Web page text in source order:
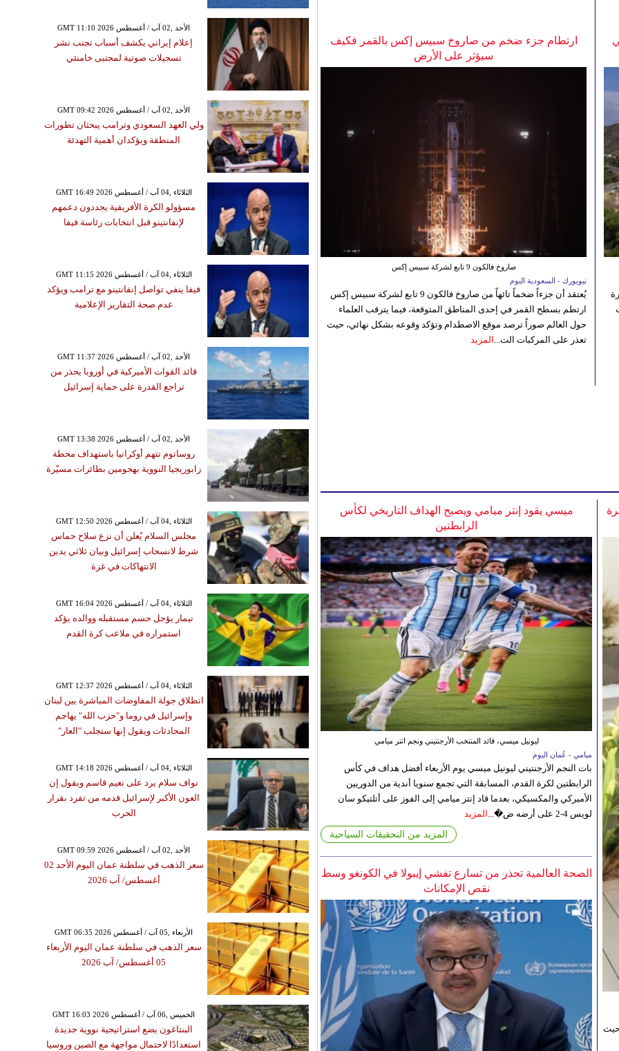
ارتطام جزء ضخم من صاروخ سبيس إكس بالقمر فكيف
سيؤثر على الأرض
صاروخ فالكون 9 تابع لشركة سبيس إكس
نيويورك - السعودية اليوم
يُعتقد أن جزءاً ضخماً تائهاً من صاروخ فالكون 9 تابع لشركة سبيس إكس
ارتطم بسطح القمر في إحدى المناطق المتوقعة، فيما يترقب العلماء
حول العالم صوراً ترصد موقع الاصطدام وتؤكد وقوعه بشكل نهائي، حيث
تعذر على المركبات الت... المزيد
ميسي يقود إنتر ميامي ويصبح الهداف التاريخي لكأس
الرابطتين
ليونيل ميسي، قائد المنتخب الأرجنتيني ونجم انتر ميامي
ميامي - عُمان اليوم
بات النجم الأرجنتيني ليونيل ميسي يوم الأربعاء أفضل هداف في كأس
الرابطتين لكرة القدم، المسابقة التي تجمع سنويا أندية من الدوريين
الأميركي والمكسيكي، بعدما قاد إنتر ميامي إلى الفوز على أتلتيكو سان
لويس 4-2 على أرضه ض�...
المزيد
المزيد من التحقيقات السياحية
الصحة العالمية تحذر من تسارع تفشي إيبولا في الكونغو وسط
نقص الإمكانات
حيث
GMT 11:10 2026 الأحد ,02 آب / أغسطس
إعلام إيراني يكشف أسباب تجنب نشر
تسجيلات صوتية لمجتبى خامنئي
GMT 09:42 2026 الأحد ,02 آب / أغسطس
ولي العهد السعودي وترامب يبحثان تطورات
المنطقة ويؤكدان أهمية التهدئة
GMT 16:49 2026 الثلاثاء ,04 آب / أغسطس
مسؤولو الكرة الأفريقية يجددون دعمهم
لإنفانتينو قبل انتخابات رئاسة فيفا
GMT 11:15 2026 الثلاثاء ,04 آب / أغسطس
فيفا ينفي تواصل إنفانتينو مع ترامب ويؤكد
عدم صحة التقارير الإعلامية
GMT 11:37 2026 الأحد ,02 آب / أغسطس
قائد القوات الأميركية في أوروبا يحذر من
تراجع القدرة على حماية إسرائيل
GMT 13:38 2026 الأحد ,02 آب / أغسطس
روساتوم تتهم أوكرانيا باستهداف محطة
زابوريجيا النووية بهجومين بطائرات مسيّرة
GMT 12:50 2026 الثلاثاء ,04 آب / أغسطس
مجلس السلام يُعلن أن نزع سلاح حماس
شرط لانسحاب إسرائيل وبيان ثلاثي يدين
الانتهاكات في غزة
GMT 16:04 2026 الثلاثاء ,04 آب / أغسطس
نيمار يؤجل حسم مستقبله ووالده يؤكد
استمراره في ملاعب كرة القدم
GMT 12:37 2026 الثلاثاء ,04 آب / أغسطس
انطلاق جولة المفاوضات المباشرة بين لبنان
وإسرائيل في روما و"حزب الله" يهاجم
المحادثات ويقول إنها ستجلب "العار"
GMT 14:18 2026 الثلاثاء ,04 آب / أغسطس
نواف سلام يرد على نعيم قاسم ويقول إن
العون الأكبر لإسرائيل قدمه من تفرد بقرار
الحرب
GMT 09:59 2026 الأحد ,02 آب / أغسطس
سعر الذهب في سلطنة عمان اليوم الأحد 02
أغسطس/ آب 2026
GMT 06:35 2026 الأربعاء ,05 آب / أغسطس
سعر الذهب في سلطنة عمان اليوم الأربعاء
05 أغسطس/ آب 2026
GMT 16:03 2026 الخميس ,06 آب / أغسطس
البنتاغون يضع استراتيجية نووية جديدة
استعدادًا لاحتمال مواجهة مع الصين وروسيا